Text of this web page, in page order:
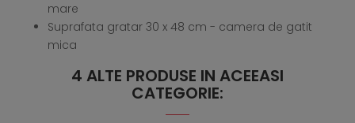
mare
Suprafata gratar 30 x 48 cm - camera de gatit
mica
4 ALTE PRODUSE IN ACEEASI
CATEGORIE: